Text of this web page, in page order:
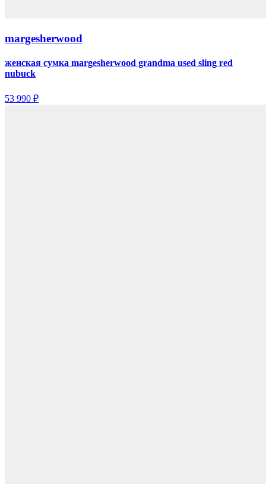
margesherwood
женская сумка margesherwood grandma used sling red
nubuck
53 990 ₽